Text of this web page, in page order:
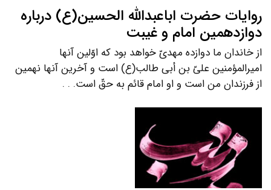
روایات حضرت اباعبدالله الحسین(ع) درباره
دوازدهمین امام و غیبت
از خاندان ما دوازده مهدیّ خواهد بود که اوّلین آنها
امیرالمؤمنین علیّ بن أبی طالب(ع) است و آخرین آنها نهمین
از فرزندان من است و او امام قائم به حقّ است. . .